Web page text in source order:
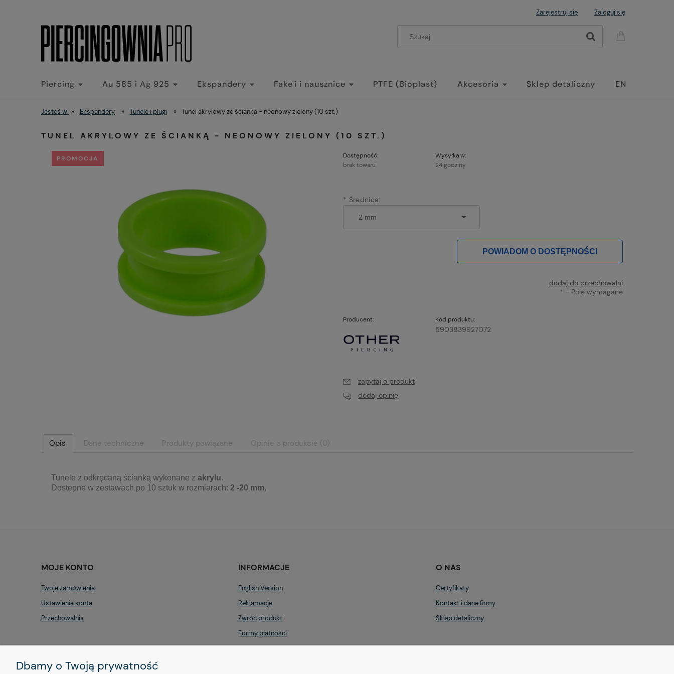
Zarejestruj się Zaloguj się
Piercing Au 585 i Ag 925 Ekspandery Fake'i i nausznice PTFE (Bioplast) Akcesoria Sklep detaliczny EN
Jesteś w: » Ekspandery » Tunele i plugi » Tunel akrylowy ze ścianką - neonowy zielony (10 szt.)
TUNEL AKRYLOWY ZE ŚCIANKĄ - NEONOWY ZIELONY (10 SZT.)
PROMOCJA
Dostępność:
brak towaru
Wysyłka w:
24 godziny
* Średnica:
POWIADOM O DOSTĘPNOŚCI
dodaj do przechowalni
* - Pole wymagane
Producent: Kod produktu:
5903839927072
zapytaj o produkt
dodaj opinię
Opis Dane techniczne Produkty powiązane Opinie o produkcie (0)
Tunele z odkręcaną ścianką wykonane z akrylu.
Dostępne w zestawach po 10 sztuk w rozmiarach: 2 -20 mm.
MOJE KONTO
Twoje zamówienia
Ustawienia konta
Przechowalnia
INFORMACJE
English Version
Reklamacje
Zwróć produkt
Formy płatności
Regulamin
O NAS
Certyfikaty
Kontakt i dane firmy
Sklep detaliczny
Dbamy o Twoją prywatność